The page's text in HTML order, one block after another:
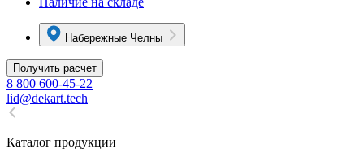
Набережные Челны
Получить расчет
8 800 600-45-22
lid@dekart.tech
Каталог продукции